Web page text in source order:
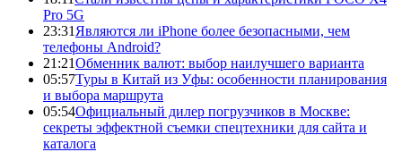
Pro 5G
23:31 Являются ли iPhone более безопасными, чем
телефоны Android?
21:21Обменник валют: выбор наилучшего варианта
05:57Туры в Китай из Уфы: особенности планирования
и выбора маршрута
05:54Официальный дилер погрузчиков в Москве:
секреты эффектной съемки спецтехники для сайта и
каталога